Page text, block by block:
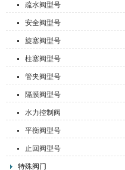
疏水阀型号
安全阀型号
旋塞阀型号
柱塞阀型号
管夹阀型号
隔膜阀型号
水力控制阀
平衡阀型号
止回阀型号
特殊阀门